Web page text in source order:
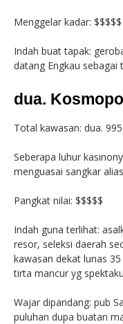
Menggelar kadar: $$$$$
Indah buat tapak:
datang Engkau sebagai
dua.
Total kawasan: dua.
Seberapa luhur
menguasai sangkar
Pangkat nilai: $$$$$
Indah guna terlihat:
resor, seleksi daerah
kawasan dekat lunas
tirta mancur yg
Wajar dipandang: pub
puluhan dupa buatan